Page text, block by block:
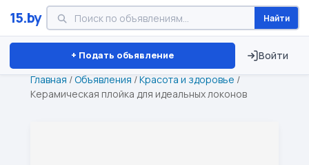
15.by Найти
+ Подать объявление Войти
Минск Витебск Брест ⏱ ТОЛЬКО 15 ДНЕЙ
Главная /Объявления /Красота и здоровье /
Керамическая плойка для идеальных локонов